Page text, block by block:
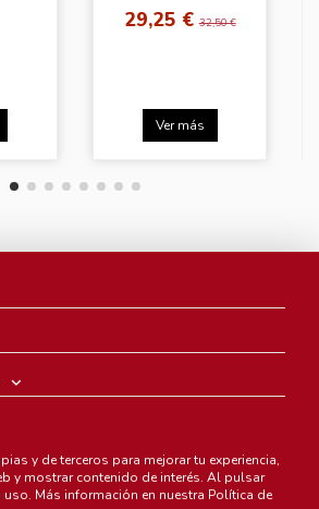
29,25 €32,50 €
Ver más
y de terceros para mejorar tu experiencia,
y mostrar contenido de interés. Al pulsar
uso. Más información en nuestra Política de